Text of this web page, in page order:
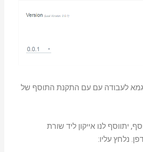
לעבודה עם עם התקנת התוסף של
יתווסף לנו אייקון ליד שורת
נלחץ עליו: